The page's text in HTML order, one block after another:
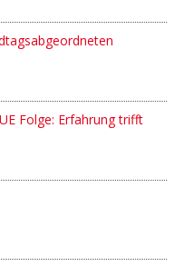
Folge: Erfahrung trifft